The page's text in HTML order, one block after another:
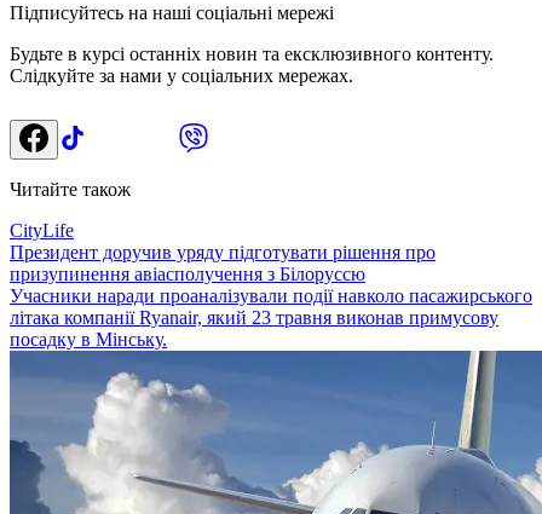
Підписуйтесь на наші соціальні мережі
Будьте в курсі останніх новин та ексклюзивного контенту.
Слідкуйте за нами у соціальних мережах.
Читайте також
CityLife
Президент доручив уряду підготувати рішення про
призупинення авіасполучення з Білоруссю
Учасники наради проаналізували події навколо пасажирського
літака компанії Ryanair, який 23 травня виконав примусову
посадку в Мінську.